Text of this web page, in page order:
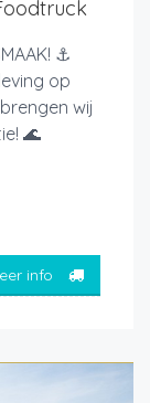
⚓
op
wij
🌊
info